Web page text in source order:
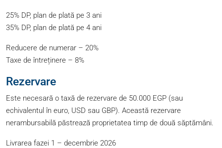
25% DP, plan de plată pe 3 ani
35% DP, plan de plată pe 4 ani
Reducere de numerar – 20%
Taxe de întreținere – 8%
Rezervare
Este necesară o taxă de rezervare de 50.000 EGP (sau
echivalentul în euro, USD sau GBP). Această rezervare
nerambursabilă păstrează proprietatea timp de două săptămâni.
Livrarea fazei 1 – decembrie 2026